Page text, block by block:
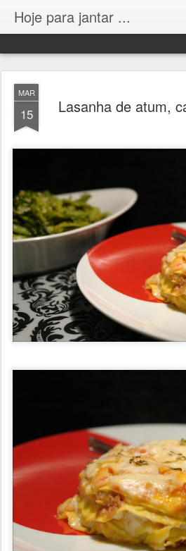
Hoje para jantar ...
MAR
15 Lasanha de atum,